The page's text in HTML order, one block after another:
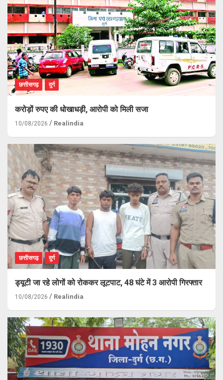
छत्तीसगढ़ दुर्ग
करोड़ों रुपए की धोखाधड़ी, आरोपी को मिली सजा
10/08/2026 Realindia
छत्तीसगढ़ दुर्ग
ड्यूटी जा रहे लोगों को रोककर लूटपाट, 48 घंटे में 3 आरोपी गिरफ्तार
10/08/2026 Realindia